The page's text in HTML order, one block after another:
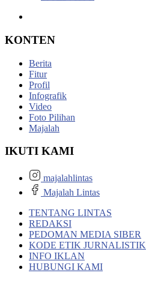
KONTEN
Berita
Fitur
Profil
Infografik
Video
Foto Pilihan
Majalah
IKUTI KAMI
majalahlintas
Majalah Lintas
TENTANG LINTAS
REDAKSI
PEDOMAN MEDIA SIBER
KODE ETIK JURNALISTIK
INFO IKLAN
HUBUNGI KAMI